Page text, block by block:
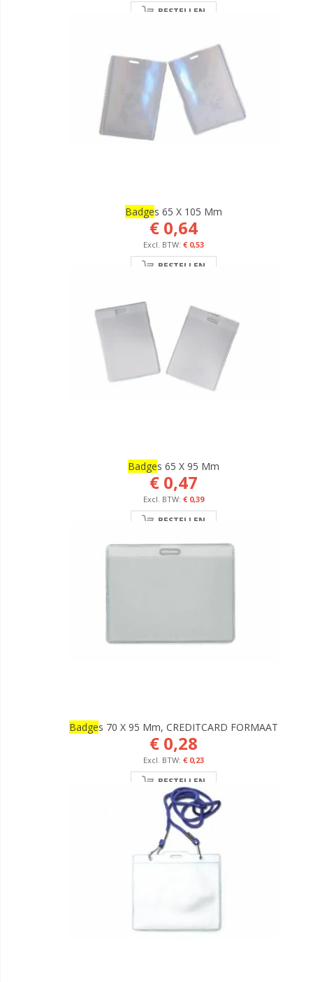
BESTELLEN
BadgeS 65 X 105 Mm
€ 0,64
€ 0,53
BESTELLEN
BadgeS 65 X 95 Mm
€ 0,47
€ 0,39
BESTELLEN
BadgeS 70 X 95 Mm, CREDITCARD FORMAAT
€ 0,28
€ 0,23
BESTELLEN